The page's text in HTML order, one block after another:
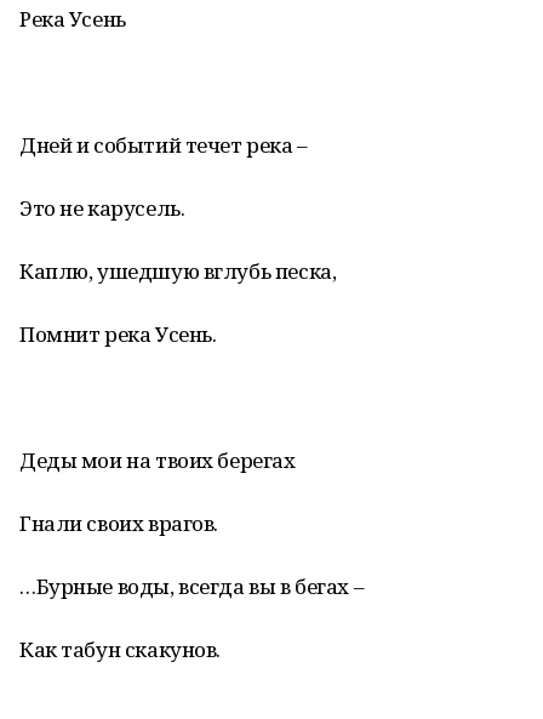
Река Усень
Дней и событий течет река –
Это не карусель.
Каплю, ушедшую вглубь песка,
Помнит река Усень.
Деды мои на твоих берегах
Гнали своих врагов.
…Бурные воды, всегда вы в бегах –
Как табун скакунов.